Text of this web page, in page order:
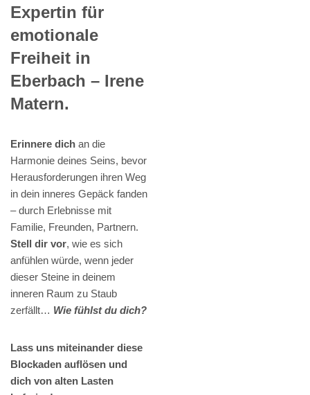
Expertin für
emotionale
Freiheit in
Eberbach – Irene
Matern.
Erinnere dich an die
Harmonie deines Seins, bevor
Herausforderungen ihren Weg
in dein inneres Gepäck fanden
– durch Erlebnisse mit
Familie, Freunden, Partnern.
Stell dir vor, wie es sich
anfühlen würde, wenn jeder
dieser Steine in deinem
inneren Raum zu Staub
zerfällt… Wie fühlst du dich?
Lass uns miteinander diese
Blockaden auflösen und
dich von alten Lasten